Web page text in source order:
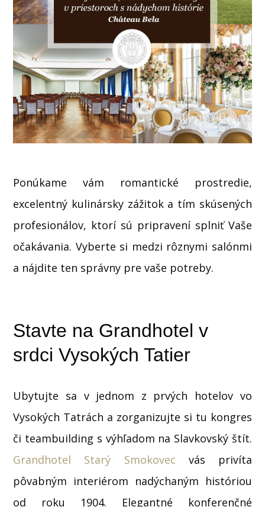
Ponúkame vám romantické prostredie,
excelentný kulinársky zážitok a tím skúsených
profesionálov, ktorí sú pripravení splniť Vaše
očakávania. Vyberte si medzi rôznymi salónmi
a nájdite ten správny pre vaše potreby.
Stavte na Grandhotel v
srdci Vysokých Tatier
Ubytujte sa v jednom z prvých hotelov vo
Vysokých Tatrách a zorganizujte si tu kongres
či teambuilding s výhľadom na Slavkovský štít.
Grandhotel Starý Smokovec vás privíta
pôvabným interiérom nadýchaným históriou
od roku 1904. Elegantné konferenčné